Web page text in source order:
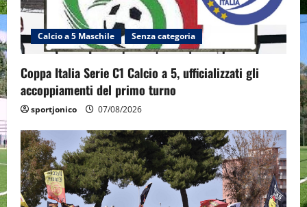
Calcio a 5 Maschile Senza categoria
Coppa Italia Serie C1 Calcio a 5, ufficializzati gli
accoppiamenti del primo turno
sportjonico 07/08/2026